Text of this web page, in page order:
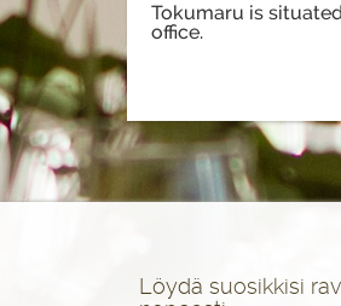
Tokumaru is
office.
Löydä suosikkisi